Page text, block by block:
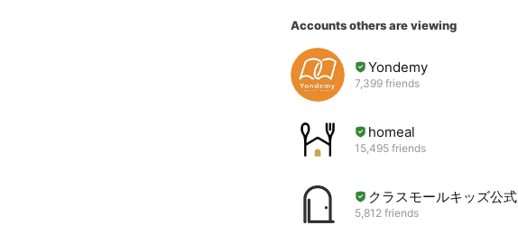
Accounts others are viewing
Yondemy
7,399 friends
homeal
15,495 friends
クラスモールキッズ公式
5,812 friends